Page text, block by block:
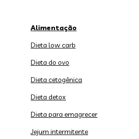
Alimentação
Dieta low carb
Dieta do ovo
Dieta cetogênica
Dieta detox
Dieta para emagrecer
Jejum intermitente